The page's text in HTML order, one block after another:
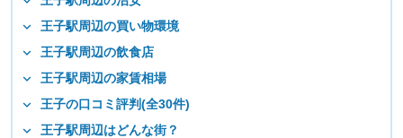
王子駅周辺の買い物環境
王子駅周辺の飲食店
王子駅周辺の家賃相場
王子の口コミ評判(全30件)
王子駅周辺はどんな街？